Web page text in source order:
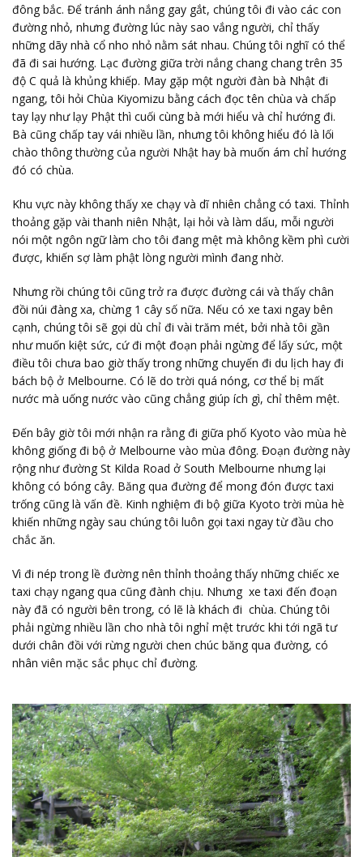
đông bắc. Để tránh ánh nắng gay gắt, chúng tôi đi vào các con
đường nhỏ, nhưng đường lúc này sao vắng người, chỉ thấy
những dãy nhà cổ nho nhỏ nằm sát nhau. Chúng tôi nghĩ có thể
đã đi sai hướng. Lạc đường giữa trời nắng chang chang trên 35
độ C quả là khủng khiếp. May gặp một người đàn bà Nhật đi
ngang, tôi hỏi Chùa Kiyomizu bằng cách đọc tên chùa và chấp
tay lạy như lạy Phật thì cuối cùng bà mới hiểu và chỉ hướng đi.
Bà cũng chấp tay vái nhiều lần, nhưng tôi không hiểu đó là lối
chào thông thường của người Nhật hay bà muốn ám chỉ hướng
đó có chùa.
Khu vực này không thấy xe chạy và dĩ nhiên chẳng có taxi. Thỉnh
thoảng gặp vài thanh niên Nhật, lại hỏi và làm dấu, mỗi người
nói một ngôn ngữ làm cho tôi đang mệt mà không kềm phì cười
được, khiến sợ làm phật lòng người mình đang nhờ.
Nhưng rồi chúng tôi cũng trở ra được đường cái và thấy chân
đồi núi đàng xa, chừng 1 cây số nữa. Nếu có xe taxi ngay bên
cạnh, chúng tôi sẽ gọi dù chỉ đi vài trăm mét, bởi nhà tôi gần
như muốn kiệt sức, cứ đi một đoạn phải ngừng để lấy sức, một
điều tôi chưa bao giờ thấy trong những chuyến đi du lịch hay đi
bách bộ ở Melbourne. Có lẽ do trời quá nóng, cơ thể bị mất
nước mà uống nước vào cũng chẳng giúp ích gì, chỉ thêm mệt.
Đến bây giờ tôi mới nhận ra rằng đi giữa phố Kyoto vào mùa hè
không giống đi bộ ở Melbourne vào mùa đông. Đoạn đường này
rộng như đường St Kilda Road ở South Melbourne nhưng lại
không có bóng cây. Băng qua đường để mong đón được taxi
trống cũng là vấn đề. Kinh nghiệm đi bộ giữa Kyoto trời mùa hè
khiến những ngày sau chúng tôi luôn gọi taxi ngay từ đầu cho
chắc ăn.
Vì đi nép trong lề đường nên thỉnh thoảng thấy những chiếc xe
taxi chạy ngang qua cũng đành chịu. Nhưng xe taxi đến đoạn
này đã có người bên trong, có lẽ là khách đi chùa. Chúng tôi
phải ngừng nhiều lần cho nhà tôi nghỉ mệt trước khi tới ngã tư
dưới chân đồi với rừng người chen chúc băng qua đường, có
nhân viên mặc sắc phục chỉ đường.